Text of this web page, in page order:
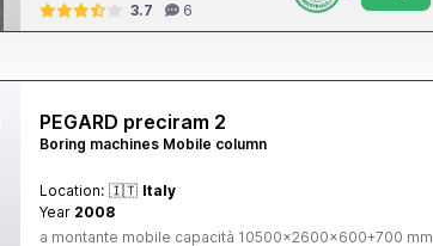
3.7
6
PEGARD preciram 2
Boring machines Mobile column
Location: 🇮🇹 Italy
Year 2008
a montante mobile capacità 10500x2600x600+700 mm